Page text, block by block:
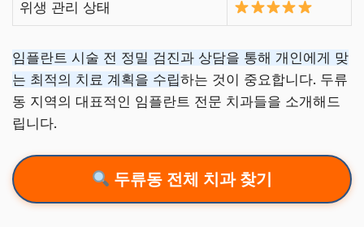
위생 관리 상태
임플란트 시술 전 정밀 검진과 상담을 통해 개인에게 맞
는 최적의 치료 계획을 수립하는 것이 중요합니다. 두류
동 지역의 대표적인 임플란트 전문 치과들을 소개해드
립니다.
두류동 전체 치과 찾기